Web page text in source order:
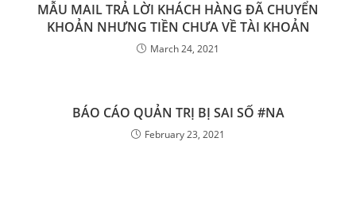
MẪU MAIL TRẢ LỜI KHÁCH HÀNG ĐÃ CHUYỂN
KHOẢN NHƯNG TIỀN CHƯA VỀ TÀI KHOẢN
March 24, 2021
BÁO CÁO QUẢN TRỊ BỊ SAI SỐ #NA
February 23, 2021